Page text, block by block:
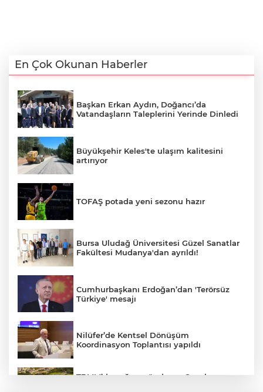
En Çok Okunan Haberler
Başkan Erkan Aydın, Doğancı’da
Vatandaşların Taleplerini Yerinde Dinledi
Büyükşehir Keles'te ulaşım kalitesini
artırıyor
TOFAŞ potada yeni sezonu hazır
Bursa Uludağ Üniversitesi Güzel Sanatlar
Fakültesi Mudanya'dan ayrıldı!
Cumhurbaşkanı Erdoğan’dan 'Terörsüz
Türkiye' mesajı
Nilüfer’de Kentsel Dönüşüm
Koordinasyon Toplantısı yapıldı
TBMM’de yoğun gündem... Çocuk